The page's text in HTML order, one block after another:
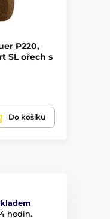
P220,
SL ořech s
Do košíku
hodin.